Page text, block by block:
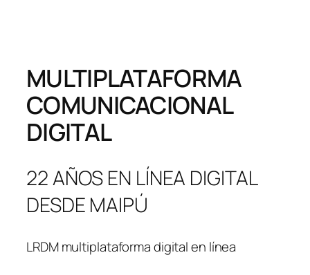
MULTIPLATAFORMA
COMUNICACIONAL
DIGITAL
22 AÑOS EN LÍNEA DIGITAL
DESDE MAIPÚ
LRDM multiplataforma digital en línea